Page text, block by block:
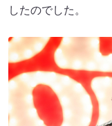
したのでした。